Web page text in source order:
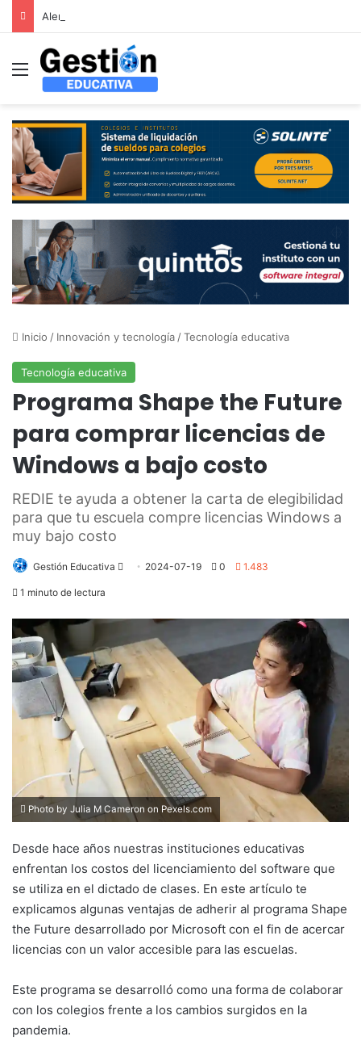
Menú
Inicio / Innovación y tecnología /Tecnología educativa
Tecnología educativa
Programa Shape the Future
para comprar licencias de
Windows a bajo costo
REDIE te ayuda a obtener la carta de elegibilidad
para que tu escuela compre licencias Windows a
muy bajo costo
Gestión Educativa
Send 2024-07-19 0 1.483
1 minuto de lectura
Photo by Julia M Cameron on Pexels.com
Desde hace años nuestras instituciones educativas
enfrentan los costos del licenciamiento del software que
se utiliza en el dictado de clases. En este artículo te
explicamos algunas ventajas de adherir al programa Shape
the Future desarrollado por Microsoft con el fin de acercar
licencias con un valor accesible para las escuelas.
Este programa se desarrolló como una forma de colaborar
con los colegios frente a los cambios surgidos en la
pandemia.